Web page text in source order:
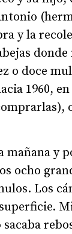
y la
donde
o doce
1960,
mañana y
ocho
Los